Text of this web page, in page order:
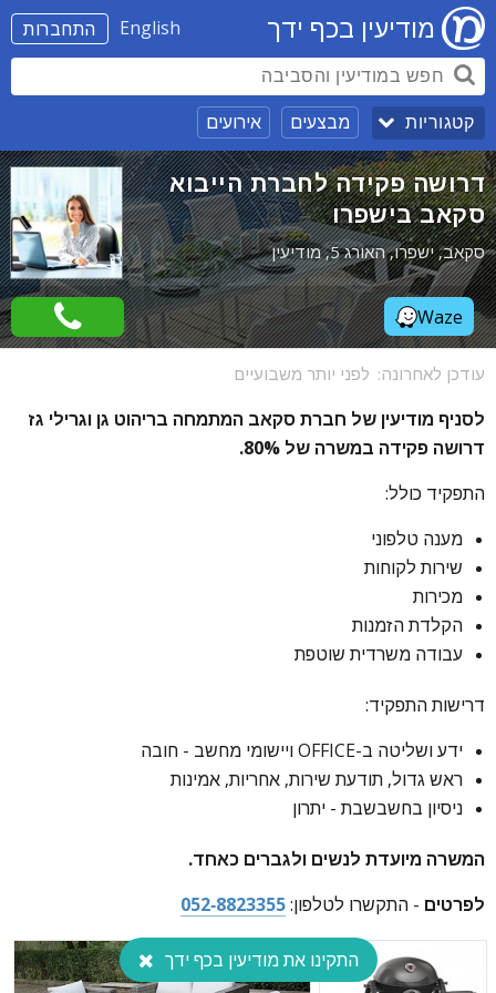
התחברות English מודיעין בכף ידך
קטגוריות מבצעים אירועים
דרושה פקידה לחברת הייבוא
סקאב בישפרו
סקאב, ישפרו, האורג 5, מודיעין
Waze
עודכן לאחרונה: לפני יותר משבועיים
לסניף מודיעין של חברת סקאב המתמחה בריהוט גן וגרילי גז
דרושה פקידה במשרה של 80%.
התפקיד כולל:
מענה טלפוני
שירות לקוחות
מכירות
הקלדת הזמנות
עבודה משרדית שוטפת
דרישות התפקיד:
ידע ושליטה ב-OFFICE ויישומי מחשב - חובה
ראש גדול, תודעת שירות, אחריות, אמינות
⁠ניסיון בחשבשבת - יתרון
המשרה מיועדת לנשים ולגברים כאחד.
לפרטים - התקשרו לטלפון: 052-8823355
התקינו את מודיעין בכף ידך